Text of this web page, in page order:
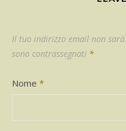
Il tuo indirizzo email non
sono contrassegnati *
Nome *